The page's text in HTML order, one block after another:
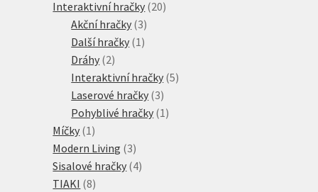
produktů
Interaktivní hračky 2020
Akční hračky 33
produkty
Další hračky 1 1
Dráhy 22
produkty
Interaktivní hračky 55
Laserové hračky 33
produkty
Pohyblivé hračky 1 1
Míčky 1 1
produkt
Modern Living 33
produkty
Sisalové hračky 44
TIAKI 88